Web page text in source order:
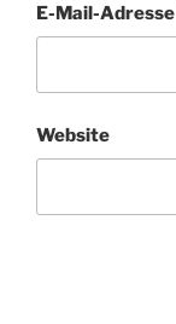
E-Mail-Adresse
Website